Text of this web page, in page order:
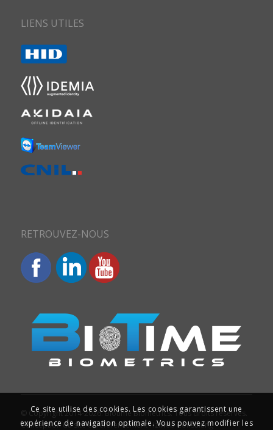
LIENS UTILES
RETROUVEZ-NOUS
© Copyright 2014-2026. Biotime Biometrics. Tous droits réservés.
Conception du site et référencement : Iziweb Consulting
Ce site utilise des cookies. Les cookies garantissent une
expérience de navigation optimale. Vous pouvez modifier les